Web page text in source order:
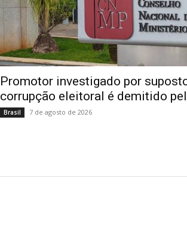
Promotor investigado por
corrupção eleitoral é demitido
Brasil 7 de agosto de 2026